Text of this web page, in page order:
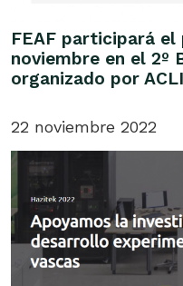
FEAF participará
noviembre en el 2º
organizado por
22 noviembre 2022